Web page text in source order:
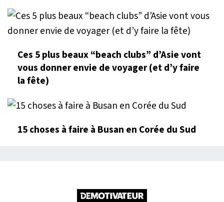
Ces 5 plus beaux “beach clubs” d’Asie vont
vous donner envie de voyager (et d’y faire
la fête)
15 choses à faire à Busan en Corée du Sud